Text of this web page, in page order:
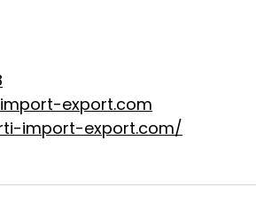
export.com
import-export.com/